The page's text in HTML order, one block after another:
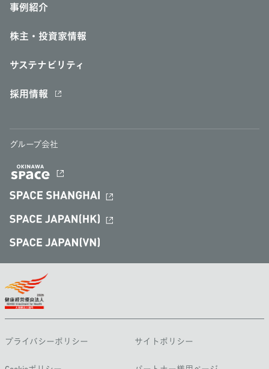
事例紹介
株主・投資家情報
サステナビリティ
採用情報
グループ会社
プライバシーポリシー サイトポリシー